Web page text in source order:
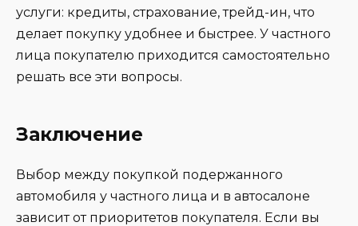
услуги: кредиты, страхование, трейд-ин, что
делает покупку удобнее и быстрее. У частного
лица покупателю приходится самостоятельно
решать все эти вопросы.
Заключение
Выбор между покупкой подержанного
автомобиля у частного лица и в автосалоне
зависит от приоритетов покупателя. Если вы